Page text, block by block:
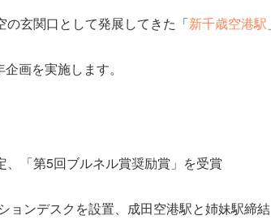
玄関口として発展してきた「新千歳空港駅
画を実施します。
「第5回ブルネル賞奨励賞」を受賞
ンデスクを設置、成田空港駅と姉妹駅締結